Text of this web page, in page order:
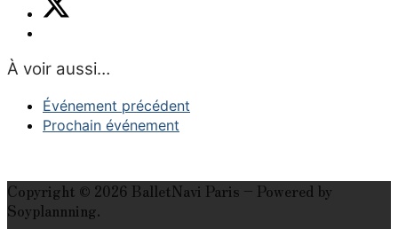
À voir aussi…
Événement précédent
Prochain événement
Copyright © 2026 BalletNavi Paris – Powered by
Soyplannning.